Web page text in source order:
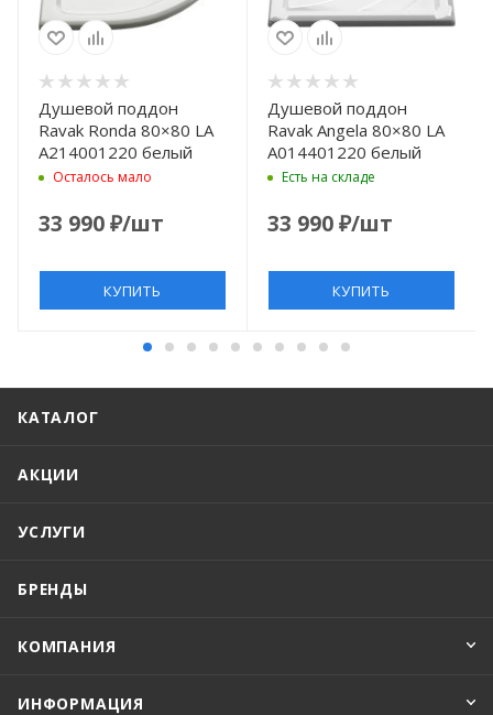
Душевой поддон
Ravak Ronda 80×80 LA
A214001220 белый
Осталось мало
33 990₽/шт
КУПИТЬ
Душевой поддон
Ravak Angela 80×80 LA
A014401220 белый
Есть на складе
33 990₽/шт
КУПИТЬ
КАТАЛОГ
АКЦИИ
УСЛУГИ
БРЕНДЫ
КОМПАНИЯ
ИНФОРМАЦИЯ